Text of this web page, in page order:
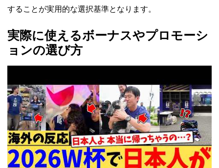
することが実用的な選択基準となります。
実際に使えるボーナスやプロモーシ
ョンの選び方